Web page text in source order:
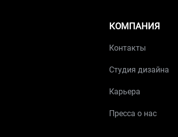
КОМПАНИЯ
Контакты
Студия дизайна
Карьера
Пресса о нас